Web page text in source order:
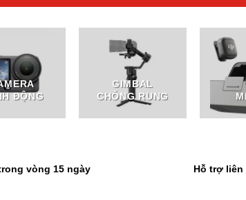
ĐỘNG
GIMBAL
CHỐNG RUNG
vòng 15 ngày Hỗ trợ liên